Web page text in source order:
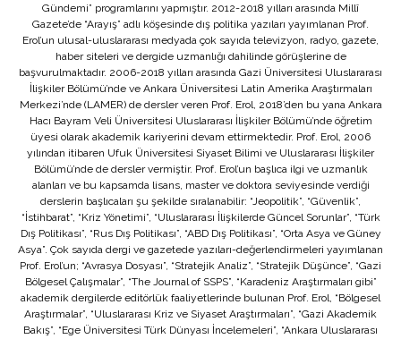
Gündemi” programlarını yapmıştır. 2012-2018 yılları arasında Millî
Gazete’de “Arayış” adlı köşesinde dış politika yazıları yayımlanan Prof.
Erol’un ulusal-uluslararası medyada çok sayıda televizyon, radyo, gazete,
haber siteleri ve dergide uzmanlığı dahilinde görüşlerine de
başvurulmaktadır. 2006-2018 yılları arasında Gazi Üniversitesi Uluslararası
İlişkiler Bölümü’nde ve Ankara Üniversitesi Latin Amerika Araştırmaları
Merkezi’nde (LAMER) de dersler veren Prof. Erol, 2018’den bu yana Ankara
Hacı Bayram Veli Üniversitesi Uluslararası İlişkiler Bölümü’nde öğretim
üyesi olarak akademik kariyerini devam ettirmektedir. Prof. Erol, 2006
yılından itibaren Ufuk Üniversitesi Siyaset Bilimi ve Uluslararası İlişkiler
Bölümü’nde de dersler vermiştir. Prof. Erol’un başlıca ilgi ve uzmanlık
alanları ve bu kapsamda lisans, master ve doktora seviyesinde verdiği
derslerin başlıcaları şu şekilde sıralanabilir: “Jeopolitik”, “Güvenlik”,
“İstihbarat”, “Kriz Yönetimi”, “Uluslararası İlişkilerde Güncel Sorunlar”, “Türk
Dış Politikası”, “Rus Dış Politikası”, “ABD Dış Politikası”, “Orta Asya ve Güney
Asya”. Çok sayıda dergi ve gazetede yazıları-değerlendirmeleri yayımlanan
Prof. Erol’un; “Avrasya Dosyası”, “Stratejik Analiz”, “Stratejik Düşünce”, “Gazi
Bölgesel Çalışmalar”, “The Journal of SSPS”, “Karadeniz Araştırmaları gibi”
akademik dergilerde editörlük faaliyetlerinde bulunan Prof. Erol, “Bölgesel
Araştırmalar”, “Uluslararası Kriz ve Siyaset Araştırmaları”, “Gazi Akademik
Bakış”, “Ege Üniversitesi Türk Dünyası İncelemeleri”, “Ankara Uluslararası